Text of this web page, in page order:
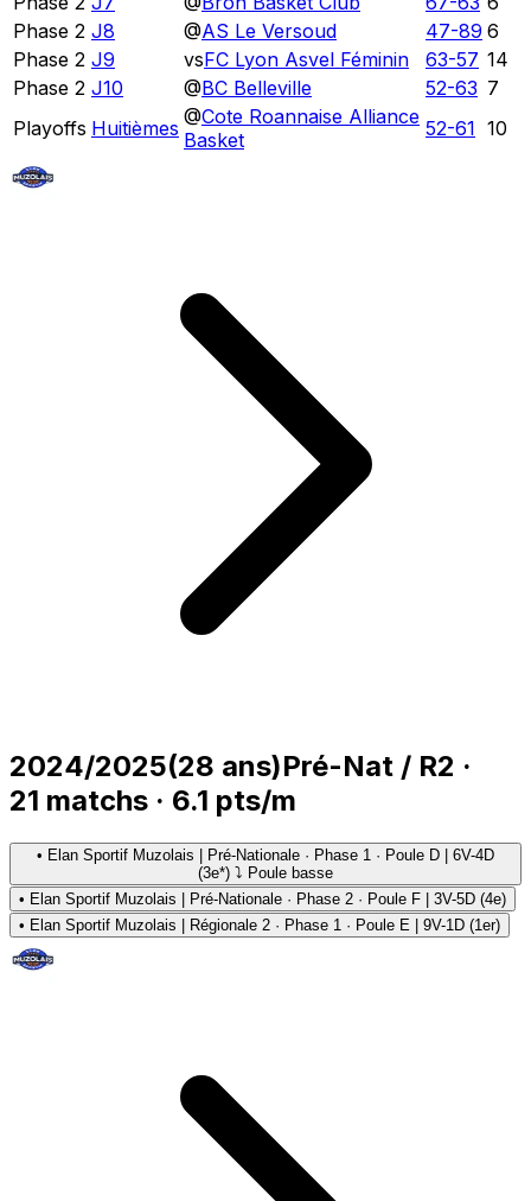
Phase 2 J8 @AS Le Versoud 47-89 6
Phase 2 J9 vsFC Lyon Asvel Féminin 63-57 14
Phase 2 J10 @BC Belleville 52-63 7
Playoffs Huitièmes @Cote Roannaise Alliance
Basket
52-61 10
2024/2025(28 ans)Pré-Nat / R2 ·
21 matchs · 6.1 pts/m
• Elan Sportif Muzolais | Pré-Nationale · Phase 1 · Poule D | 6V-4D
(3e*) ⤵ Poule basse
• Elan Sportif Muzolais | Pré-Nationale · Phase 2 · Poule F | 3V-5D (4e)
• Elan Sportif Muzolais | Régionale 2 · Phase 1 · Poule E | 9V-1D (1er)